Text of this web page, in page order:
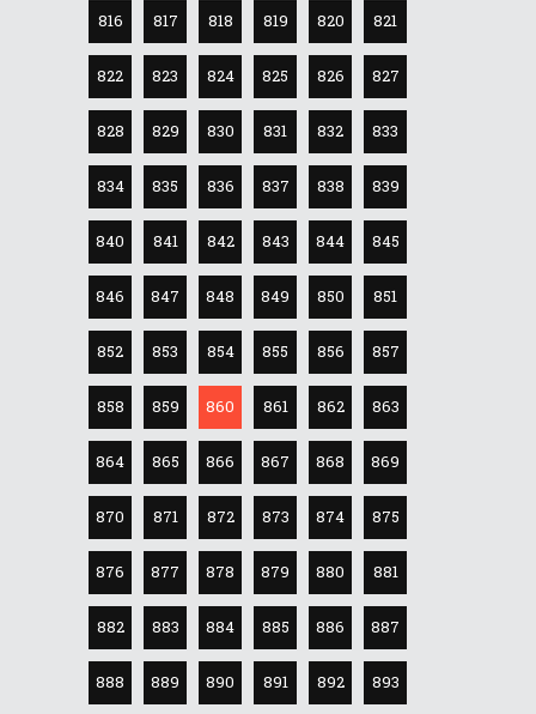
816 817 818 819 820 821
822 823 824 825 826 827
828 829 830 831 832 833
834 835 836 837 838 839
840 841 842 843 844 845
846 847 848 849 850 851
852 853 854 855 856 857
858 859 860 861 862 863
864 865 866 867 868 869
870 871 872 873 874 875
876 877 878 879 880 881
882 883 884 885 886 887
888 889 890 891 892 893